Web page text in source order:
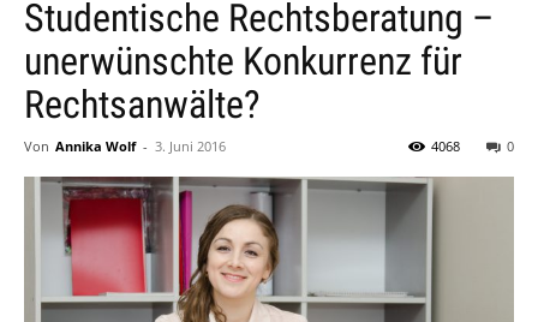
Studentische Rechtsberatung –
unerwünschte Konkurrenz für
Rechtsanwälte?
Von Annika Wolf - 3. Juni 2016 0
4068